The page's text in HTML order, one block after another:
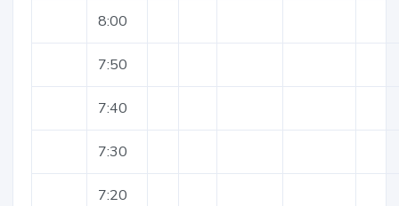
8:00
7:50
7:40
7:30
7:20